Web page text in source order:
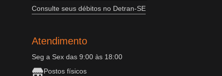
Consulte seus débitos no Detran-SE
Atendimento
Seg a Sex das 9:00 às 18:00
Postos físicos